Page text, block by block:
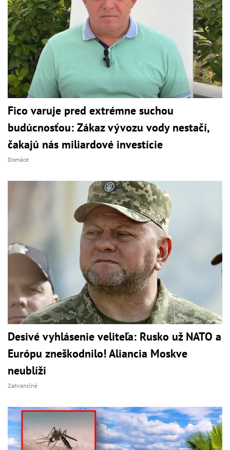
Fico varuje pred extrémne suchou
budúcnosťou: Zákaz vývozu vody nestačí,
čakajú nás miliardové investície
Domáce
Desivé vyhlásenie veliteľa: Rusko už NATO a
Európu zneškodnilo! Aliancia Moskve
neublíži
Zahraničné